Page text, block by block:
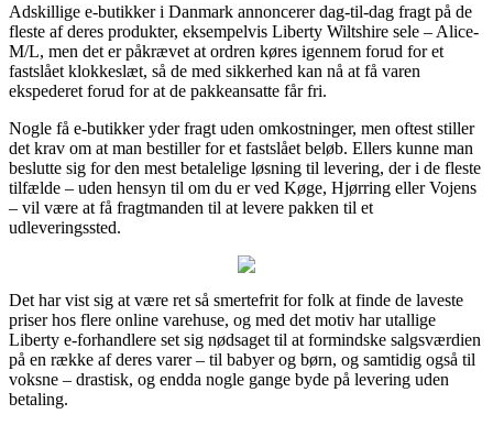
Adskillige e-butikker i Danmark annoncerer dag-til-dag fragt på de
fleste af deres produkter, eksempelvis Liberty Wiltshire sele – Alice-
M/L, men det er påkrævet at ordren køres igennem forud for et
fastslået klokkeslæt, så de med sikkerhed kan nå at få varen
ekspederet forud for at de pakkeansatte får fri.
Nogle få e-butikker yder fragt uden omkostninger, men oftest stiller
det krav om at man bestiller for et fastslået beløb. Ellers kunne man
beslutte sig for den mest betalelige løsning til levering, der i de fleste
tilfælde – uden hensyn til om du er ved Køge, Hjørring eller Vojens
– vil være at få fragtmanden til at levere pakken til et
udleveringssted.
Det har vist sig at være ret så smertefrit for folk at finde de laveste
priser hos flere online varehuse, og med det motiv har utallige
Liberty e-forhandlere set sig nødsaget til at formindske salgsværdien
på en række af deres varer – til babyer og børn, og samtidig også til
voksne – drastisk, og endda nogle gange byde på levering uden
betaling.